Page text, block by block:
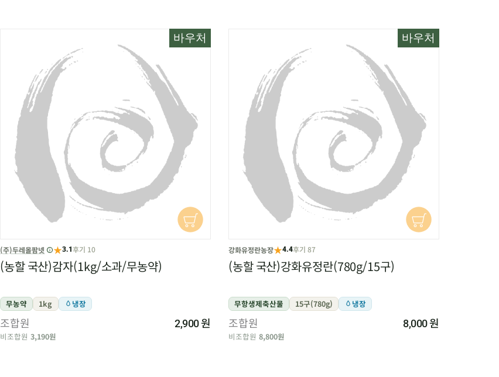
바우처
(주)두레올팜넷 ★3.1 후기 10
(농할 국산)감자(1kg/소과/무농약)
무농약 1kg 냉장
조합원 2,900원
비조합원 3,190원
바우처
강화유정란농장★4.4후기 87
(농할 국산)강화유정란(780g/15구)
무항생제축산물 15구(780g) 냉장
조합원 8,000원
비조합원 8,800원